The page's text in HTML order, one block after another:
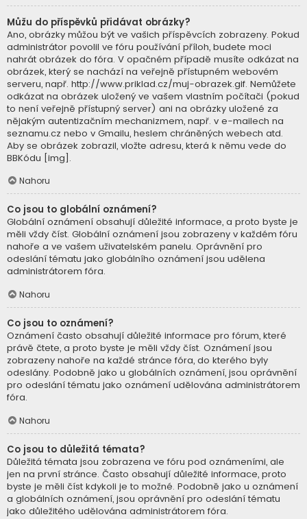
Můžu do příspěvků přidávat obrázky?
Ano, obrázky můžou být ve vašich příspěvcích zobrazeny. Pokud
administrátor povolil ve fóru používání příloh, budete moci
nahrát obrázek do fóra. V opačném případě musíte odkázat na
obrázek, který se nachází na veřejně přístupném webovém
serveru, např. http://www.priklad.cz/muj-obrazek.gif. Nemůžete
odkázat na obrázek uložený ve vašem vlastním počítači (pokud
to není veřejně přístupný server) ani na obrázky uložené za
nějakým autentizačním mechanizmem, např. v e-mailech na
seznamu.cz nebo v Gmailu, heslem chráněných webech atd.
Aby se obrázek zobrazil, vložte adresu, která k němu vede do
BBKódu [img].
Nahoru
Co jsou to globální oznámení?
Globální oznámení obsahují důležité informace, a proto byste je
měli vždy číst. Globální oznámení jsou zobrazeny v každém fóru
nahoře a ve vašem uživatelském panelu. Oprávnění pro
odeslání tématu jako globálního oznámení jsou udělena
administrátorem fóra.
Nahoru
Co jsou to oznámení?
Oznámení často obsahují důležité informace pro fórum, které
právě čtete, a proto byste je měli vždy číst. Oznámení jsou
zobrazeny nahoře na každé stránce fóra, do kterého byly
odeslány. Podobně jako u globálních oznámení, jsou oprávnění
pro odeslání tématu jako oznámení udělována administrátorem
fóra.
Nahoru
Co jsou to důležitá témata?
Důležitá témata jsou zobrazena ve fóru pod oznámeními, ale
jen na první stránce. Často obsahují důležité informace, proto
byste je měli číst kdykoli je to možné. Podobně jako u oznámení
a globálních oznámení, jsou oprávnění pro odeslání tématu
jako důležitého udělována administrátorem fóra.